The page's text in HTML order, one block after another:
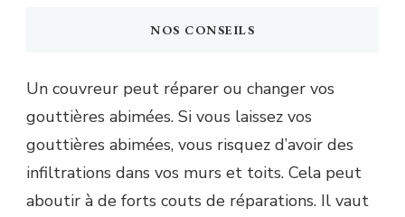
NOS CONSEILS
Un couvreur peut réparer ou changer vos
gouttières abimées. Si vous laissez vos
gouttières abimées, vous risquez d’avoir des
infiltrations dans vos murs et toits. Cela peut
aboutir à de forts couts de réparations. Il vaut